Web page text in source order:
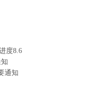
度8.6
通知